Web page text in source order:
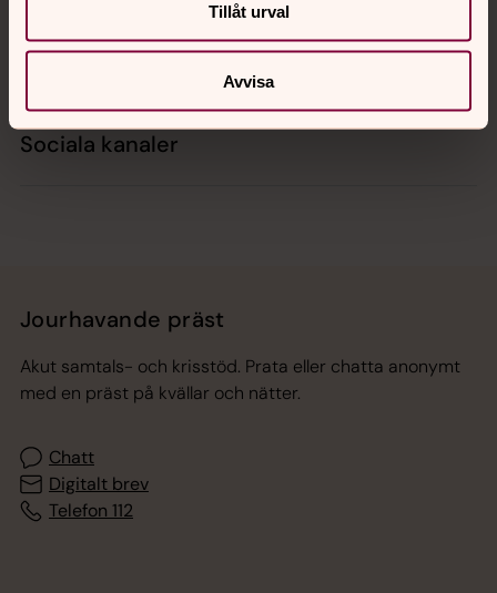
Tillåt urval
Avvisa
Hitta snabbt
Sociala kanaler
Jourhavande präst
Akut samtals- och krisstöd. Prata eller chatta anonymt
med en präst på kvällar och nätter.
Chatt
Digitalt brev
Telefon 112